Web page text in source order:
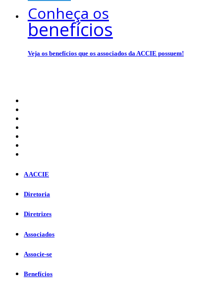
Conheça os
benefícios
Veja os benefícios que os associados da ACCIE possuem!
A ACCIE
Diretoria
Diretrizes
Associados
Associe-se
Benefícios